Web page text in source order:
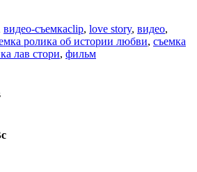
видео-съемкаclip, love story, видео,
ролика об истории любви, съемка
лав стори, фильм